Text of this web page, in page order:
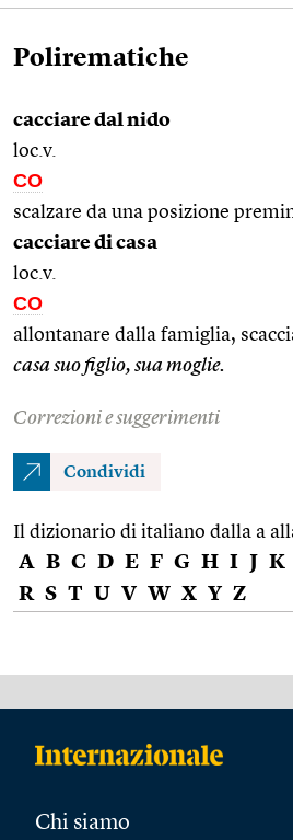
Polirematiche
cacciare dal nido
loc.v.
CO
scalzare da una posizione
cacciare di casa
loc.v.
CO
allontanare dalla famiglia,
casa suo figlio, sua moglie.
Correzioni e suggerimenti
Condividi
Il dizionario di italiano dalla a
A B C D E F G H I J K
R S T U V W X Y Z
Chi siamo